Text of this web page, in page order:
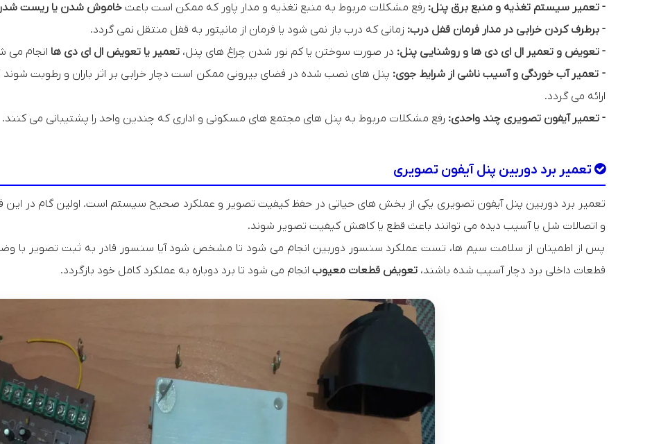
- تعمیر سیستم تغذیه و منبع برق پنل: رفع مشکلات مربوط به منبع تغذیه و مدار پاور که ممکن است باعثخاموش شدن یا ریست
- برطرف کردن خرابی در مدار فرمان قفل درب: زمانی که درب باز نمی شود یا فرمان از مانیتور به قفل منتقل نمی گردد.
- تعویض و تعمیر ال ای دی ها و روشنایی پنل: در صورت سوختن یا کم نور شدن چراغ های پنل،تعمیر یا تعویض ال ای دی ها انجام می
- تعمیر آب خوردگی و آسیب ناشی از شرایط جوی: پنل های نصب شده در فضای بیرونی ممکن است دچار خرابی بر اثر باران و رطوبت
ارائه می گردد.
- تعمیر آیفون تصویری چند واحدی: رفع مشکلات مربوط به پنل های مجتمع های مسکونی و اداری که چندین واحد را پشتیبانی می کنند.
تعمیر برد دوربین پنل آیفون تصویری
تعمیر برد دوربین پنل آیفون تصویری یکی از بخش های حیاتی در حفظ کیفیت تصویر و عملکرد صحیح سیستم است. اولین گام در این
و اتصالات شل یا آسیب دیده می توانند باعث قطع یا کاهش کیفیت تصویر شوند.
پس از اطمینان از سلامت سیم ها، تست عملکرد سنسور دوربین انجام می شود تا مشخص شود آیا سنسور قادر به ثبت تصویر با
قطعات داخلی برد دچار آسیب شده باشند، تعویض قطعات معیوب انجام می شود تا برد دوباره به عملکرد کامل خود بازگردد.